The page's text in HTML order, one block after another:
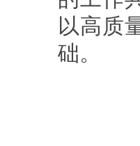
以高质
础。